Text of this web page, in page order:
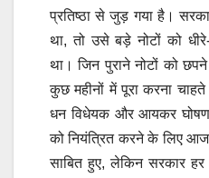
प्रतिष्ठा से जुड़ गया है।
था, तो उसे बड़े नोटों को
था। जिन पुराने नोटों को
कुछ महीनों में पूरा करना
धन विधेयक और आयकर
को नियंत्रित करने के लिए
साबित हुए, लेकिन सरकार हर